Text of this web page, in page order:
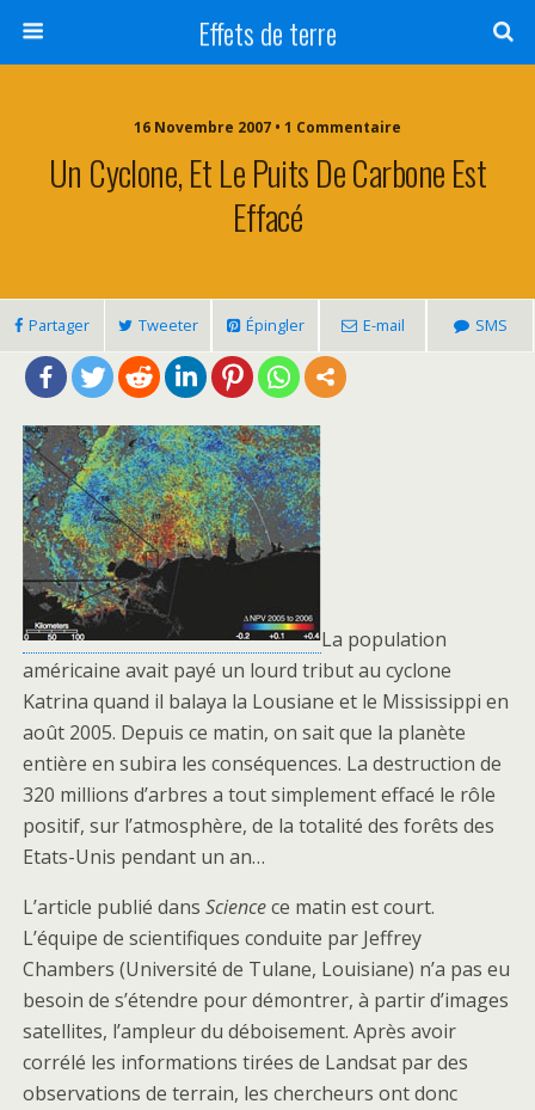
Effets de terre
16 Novembre 2007 • 1 Commentaire
Un Cyclone, Et Le Puits De Carbone Est
Effacé
Partager Tweeter Épingler E-mail SMS
La population
américaine avait payé un lourd tribut au cyclone
Katrina quand il balaya la Lousiane et le Mississippi en
août 2005. Depuis ce matin, on sait que la planète
entière en subira les conséquences. La destruction de
320 millions d’arbres a tout simplement effacé le rôle
positif, sur l’atmosphère, de la totalité des forêts des
Etats-Unis pendant un an…
L’article publié dans Sciencece matin est court.
L’équipe de scientifiques conduite par Jeffrey
Chambers (Université de Tulane, Louisiane) n’a pas eu
besoin de s’étendre pour démontrer, à partir d’images
satellites, l’ampleur du déboisement. Après avoir
corrélé les informations tirées de Landsat par des
observations de terrain, les chercheurs ont donc